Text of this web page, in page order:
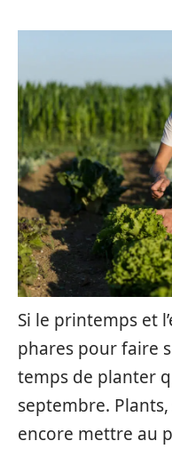
Si le printemps et
phares pour faire
temps de planter
septembre.
encore mettre au